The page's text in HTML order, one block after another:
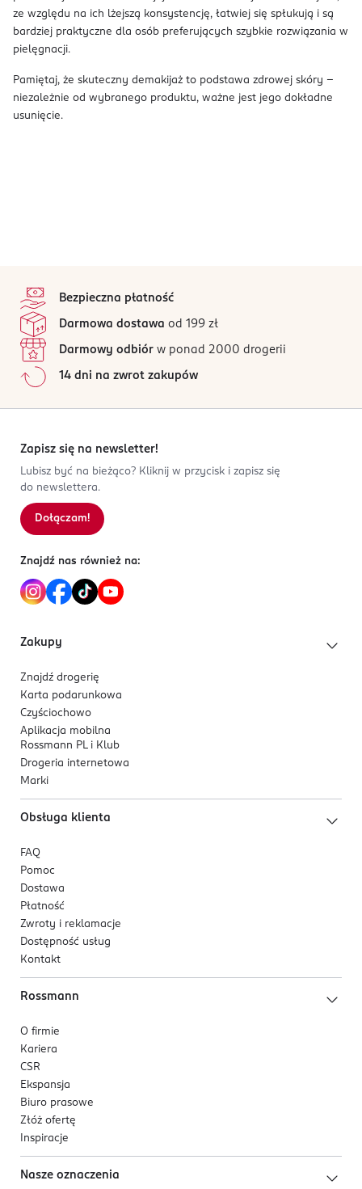
ze względu na ich lżejszą konsystencję, łatwiej się spłukują i są
bardziej praktyczne dla osób preferujących szybkie rozwiązania w
pielęgnacji.
Pamiętaj, że skuteczny demakijaż to podstawa zdrowej skóry –
niezależnie od wybranego produktu, ważne jest jego dokładne
usunięcie.
Bezpieczna płatność
Darmowa dostawa od 199 zł
Darmowy odbiór w ponad 2000 drogerii
14 dni na zwrot zakupów
Zapisz się na newsletter!
Lubisz być na bieżąco? Kliknij w przycisk i zapisz się
do newslettera.
Dołączam!
Znajdź nas również na:
Zakupy
Znajdź drogerię
Karta podarunkowa
Czyściochowo
Aplikacja mobilna
Rossmann PL i Klub
Drogeria internetowa
Marki
Obsługa klienta
FAQ
Pomoc
Dostawa
Płatność
Zwroty i reklamacje
Dostępność usług
Kontakt
Rossmann
O firmie
Kariera
CSR
Ekspansja
Biuro prasowe
Złóż ofertę
Inspiracje
Nasze oznaczenia